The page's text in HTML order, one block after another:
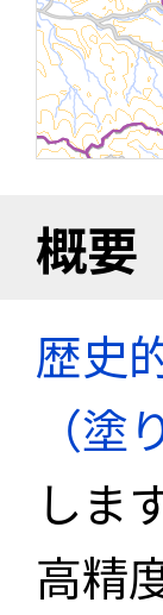
概要
歴史
（塗
しま
高精